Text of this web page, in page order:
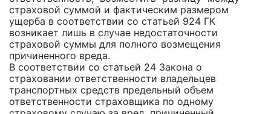
страховой суммой и фактическим размером
ущерба в соответствии со статьей 924 ГК
возникает лишь в случае недостаточности
страховой суммы для полного возмещения
причиненного вреда.
В соответствии со статьей 24 Закона о
страховании ответственности владельцев
транспортных средств предельный объем
ответственности страховщика по одному